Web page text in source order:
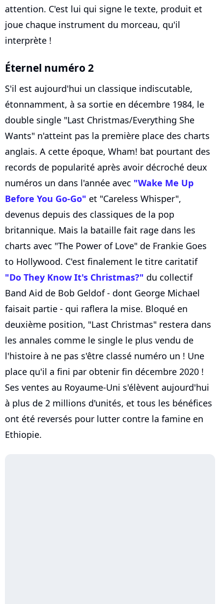
attention. C'est lui qui signe le texte, produit et
joue chaque instrument du morceau, qu'il
interprète !
Éternel numéro 2
S'il est aujourd'hui un classique indiscutable,
étonnamment, à sa sortie en décembre 1984, le
double single "Last Christmas/Everything She
Wants" n'atteint pas la première place des charts
anglais. A cette époque, Wham! bat pourtant des
records de popularité après avoir décroché deux
numéros un dans l'année avec "Wake Me Up
Before You Go-Go" et "Careless Whisper",
devenus depuis des classiques de la pop
britannique. Mais la bataille fait rage dans les
charts avec "The Power of Love" de Frankie Goes
to Hollywood. C'est finalement le titre caritatif
"Do They Know It's Christmas?" du collectif
Band Aid de Bob Geldof - dont George Michael
faisait partie - qui raflera la mise. Bloqué en
deuxième position, "Last Christmas" restera dans
les annales comme le single le plus vendu de
l'histoire à ne pas s'être classé numéro un ! Une
place qu'il a fini par obtenir fin décembre 2020 !
Ses ventes au Royaume-Uni s'élèvent aujourd'hui
à plus de 2 millions d'unités, et tous les bénéfices
ont été reversés pour lutter contre la famine en
Ethiopie.